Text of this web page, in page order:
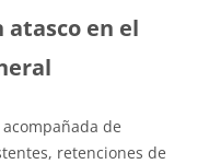
en el
de
retenciones de